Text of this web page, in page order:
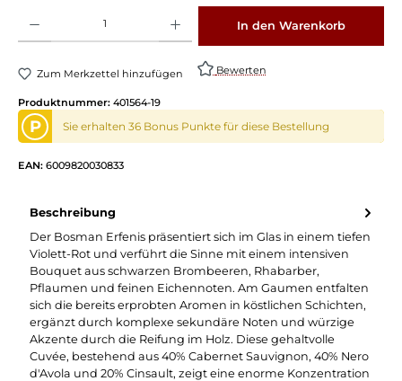
In den Warenkorb
Zum Merkzettel hinzufügen Bewerten
Produktnummer: 401564-19
P Sie erhalten 36 Bonus Punkte für diese Bestellung
EAN: 6009820030833
Beschreibung
Der Bosman Erfenis präsentiert sich im Glas in einem tiefen
Violett-Rot und verführt die Sinne mit einem intensiven
Bouquet aus schwarzen Brombeeren, Rhabarber,
Pflaumen und feinen Eichennoten. Am Gaumen entfalten
sich die bereits erprobten Aromen in köstlichen Schichten,
ergänzt durch komplexe sekundäre Noten und würzige
Akzente durch die Reifung im Holz. Diese gehaltvolle
Cuvée, bestehend aus 40% Cabernet Sauvignon, 40% Nero
d'Avola und 20% Cinsault, zeigt eine enorme Konzentration